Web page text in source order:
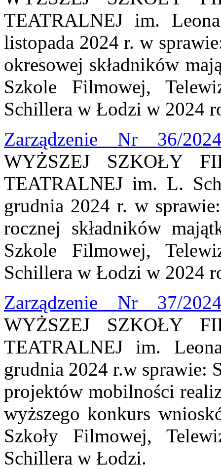
TEATRALNEJ im.
listopada 2024 r. w
okresowej składników
Szkole Filmowej,
Schillera w Łodzi w 2024
Zarządzenie Nr 36/
WYŻSZEJ SZKOŁY
TEATRALNEJ im. L.
grudnia 2024 r. w
rocznej składników
Szkole Filmowej,
Schillera w Łodzi w 2024
Zarządzenie Nr 37/
WYŻSZEJ SZKOŁY
TEATRALNEJ im.
grudnia 2024 r.w sprawie:
projektów mobilności
wyższego konkurs
Szkoły Filmowej,
Schillera w Łodzi.